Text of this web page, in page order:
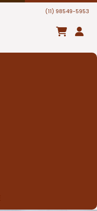
(11) 98549-5953